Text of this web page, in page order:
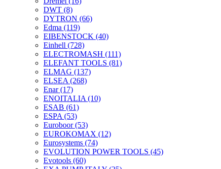
DWT (8)
DYTRON (66)
Edma (119)
EIBENSTOCK (40)
Einhell (728)
ELECTROMASH (111)
ELEFANT TOOLS (81)
ELMAG (137)
ELSEA (268)
Enar(17)
ENOITALIA (10)
ESAB (61)
ESPA (53)
Euroboor(53)
EUROKOMAX (12)
Eurosystems (74)
EVOLUTION POWER TOOLS (45)
Evotools (60)